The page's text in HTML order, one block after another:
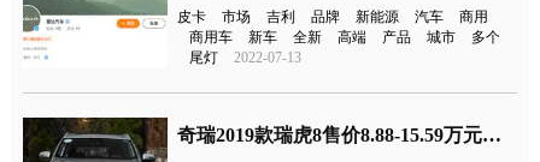
皮卡 市场 吉利 品牌 新能源 汽车
商用
商用车
新车 全新 高端 产品 城市
多个
尾灯
2022-07-13
奇瑞2019款瑞虎8售价8.88-15.59万元，新增1.6T发动机车型